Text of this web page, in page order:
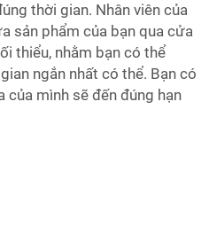
thời gian. Nhân viên của
sản phẩm của bạn qua cửa
thiểu, nhằm bạn có thể
ngắn nhất có thể. Bạn có
mình sẽ đến đúng hạn